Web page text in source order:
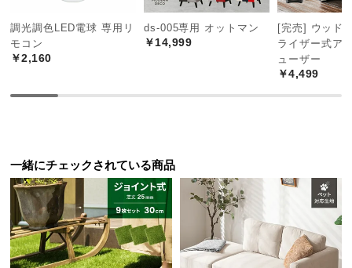
品
の
配
に
小
型
商
品
の
調光調色LED電球 専用リ
モコン
￥2,160
ds-005専用 オットマン
￥14,999
[完売] ウッド
ライザー式ア
ューザー
￥4,499
一緒にチェックされている商品